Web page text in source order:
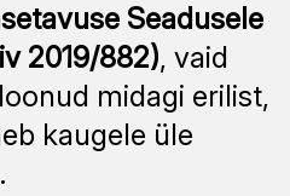
Seadusele
2019/882), vaid
midagi erilist,
kaugele üle